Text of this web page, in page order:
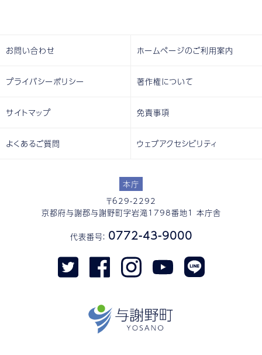
本庁
〒629-2292
京都府与謝郡与謝野町字岩滝1798番地1 本庁舎
代表番号： 0772-43-9000
お問い合わせ ホームページのご利用案内
プライバシーポリシー 著作権について
サイトマップ 免責事項
よくあるご質問 ウェブアクセシビリティ